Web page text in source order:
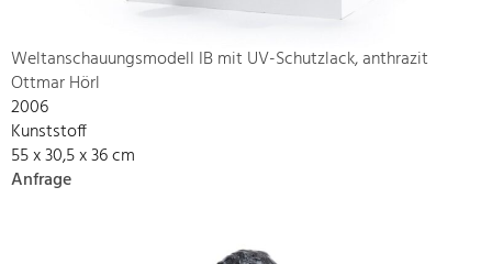
Weltanschauungsmodell IB mit UV-Schutzlack, anthrazit
Ottmar Hörl
2006
Kunststoff
55 x 30,5 x 36 cm
Anfrage